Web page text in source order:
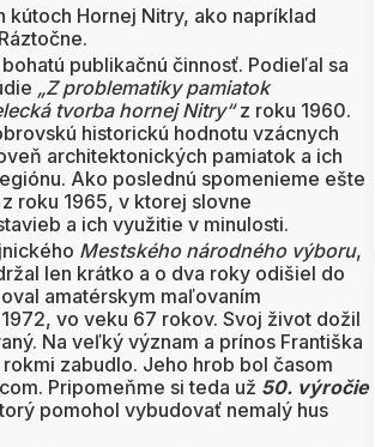
Hornej Nitry, ako napríklad
publikačnú činnosť. Podieľal sa
„Z problematiky pamiatok
tvorba hornej Nitry“z roku 1960.
historickú hodnotu vzácnych
architektonických pamiatok a ich
Ako poslednú spomenieme ešte
roku 1965, v ktorej slovne
a ich využitie v minulosti.
Mestského národného výboru,
len krátko a o dva roky odišiel do
amatérskym maľovaním
vo veku 67 rokov. Svoj život dožil
Na veľký význam a prínos Františka
zabudlo. Jeho hrob bol časom
Pripomeňme si teda už 50. výročie
pomohol vybudovať nemalý hus